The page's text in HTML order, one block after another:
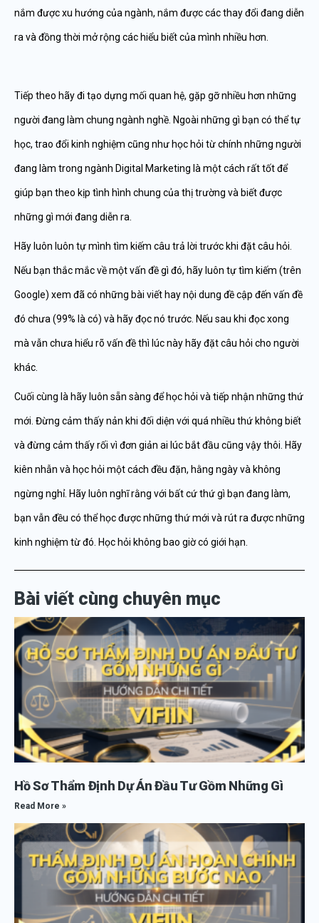
nắm được xu hướng của ngành, nắm được các thay đổi đang diễn
ra và đồng thời mở rộng các hiểu biết của mình nhiều hơn.
Tiếp theo hãy đi tạo dựng mối quan hệ, gặp gỡ nhiều hơn những
người đang làm chung ngành nghề. Ngoài những gì bạn có thể tự
học, trao đổi kinh nghiệm cũng như học hỏi từ chính những người
đang làm trong ngành Digital Marketing là một cách rất tốt để
giúp bạn theo kịp tình hình chung của thị trường và biết được
những gì mới đang diễn ra.
Hãy luôn luôn tự mình tìm kiếm câu trả lời trước khi đặt câu hỏi.
Nếu bạn thắc mắc về một vấn đề gì đó, hãy luôn tự tìm kiếm (trên
Google) xem đã có những bài viết hay nội dung đề cập đến vấn đề
đó chưa (99% là có) và hãy đọc nó trước. Nếu sau khi đọc xong
mà vẫn chưa hiểu rõ vấn đề thì lúc này hãy đặt câu hỏi cho người
khác.
Cuối cùng là hãy luôn sẵn sàng để học hỏi và tiếp nhận những thứ
mới. Đừng cảm thấy nản khi đối diện với quá nhiều thứ không biết
và đừng cảm thấy rối vì đơn giản ai lúc bắt đầu cũng vậy thôi. Hãy
kiên nhẫn và học hỏi một cách đều đặn, hằng ngày và không
ngừng nghỉ. Hãy luôn nghĩ rằng với bất cứ thứ gì bạn đang làm,
bạn vẫn đều có thể học được những thứ mới và rút ra được những
kinh nghiệm từ đó. Học hỏi không bao giờ có giới hạn.
Bài viết cùng chuyên mục
Hồ Sơ Thẩm Định Dự Án Đầu Tư Gồm Những Gì
Read More »